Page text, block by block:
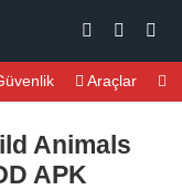
Araçlar
Animals
APK